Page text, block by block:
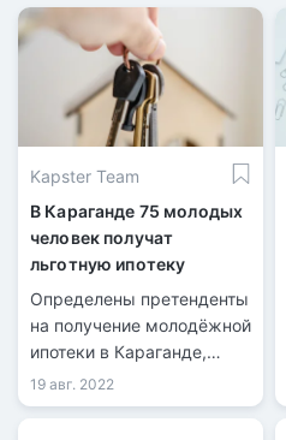
Kapster Team
В Караганде 75 молодых
человек получат
льготную ипотеку
Определены претенденты
на получение молодёжной
ипотеки в Караганде,
передает
информационная служба
19 авг. 2022